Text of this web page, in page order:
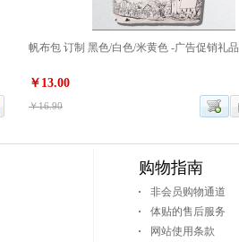
帆布包 订制 黑色/白色/米黄色 -广告促销礼品
￥13.00
￥16.90
购物指南
非会员购物通道
体贴的售后服务
网站使用条款